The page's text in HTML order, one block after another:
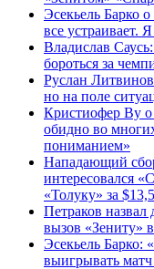
Эсекьель Барко
все устраивает.
Владислав
бороться за
Руслан
но на поле
Кристиофер Ву о
обидно во
пониманием»
Нападающий
интересовался
«Толуку» за
Петраков назвал
вызов «Зениту»
Эсекьель Барко:
выигрывать матч